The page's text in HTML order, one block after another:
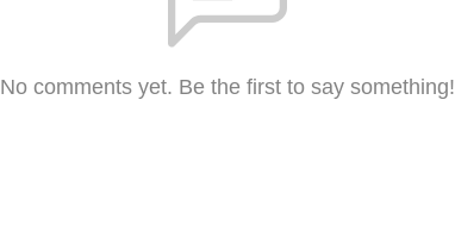
No comments yet. Be the first to say something!